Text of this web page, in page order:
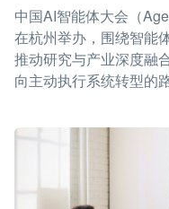
中国AI智能体大会（
在杭州举办，围绕智能
推动研究与产业深度融
向主动执行系统转型的